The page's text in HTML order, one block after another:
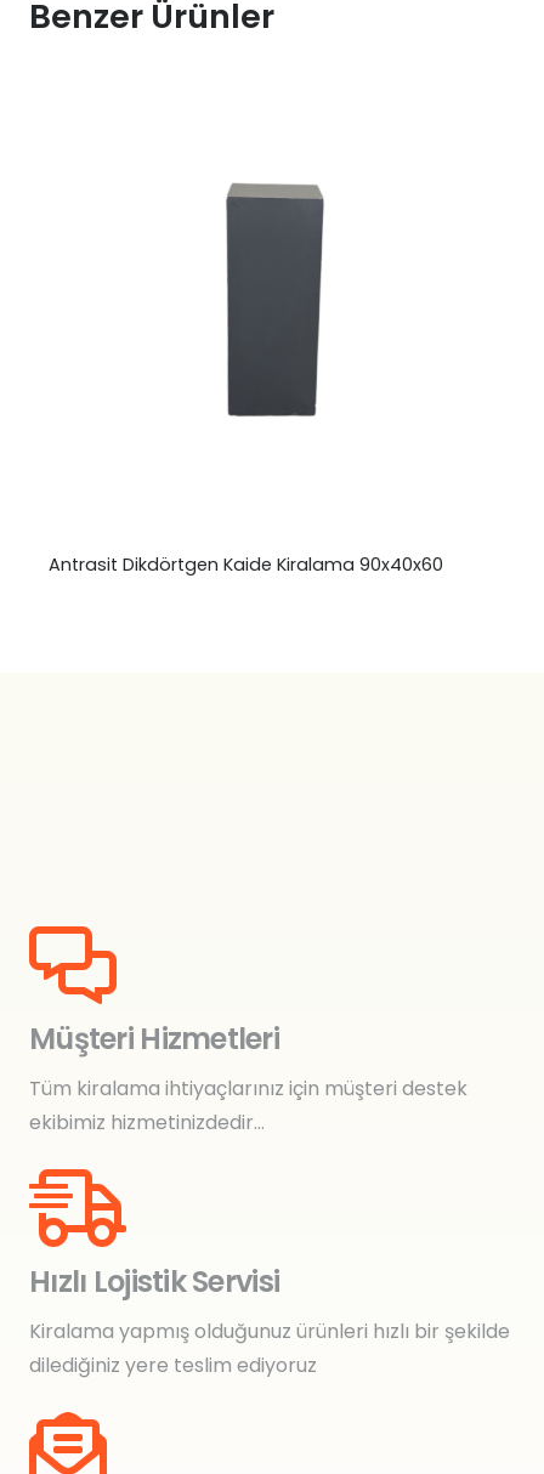
Benzer Ürünler
Antrasit Dikdörtgen Kaide Kiralama 90x40x60
Müşteri Hizmetleri
Tüm kiralama ihtiyaçlarınız için müşteri destek
ekibimiz hizmetinizdedir…
Hızlı Lojistik Servisi
Kiralama yapmış olduğunuz ürünleri hızlı bir şekilde
dilediğiniz yere teslim ediyoruz